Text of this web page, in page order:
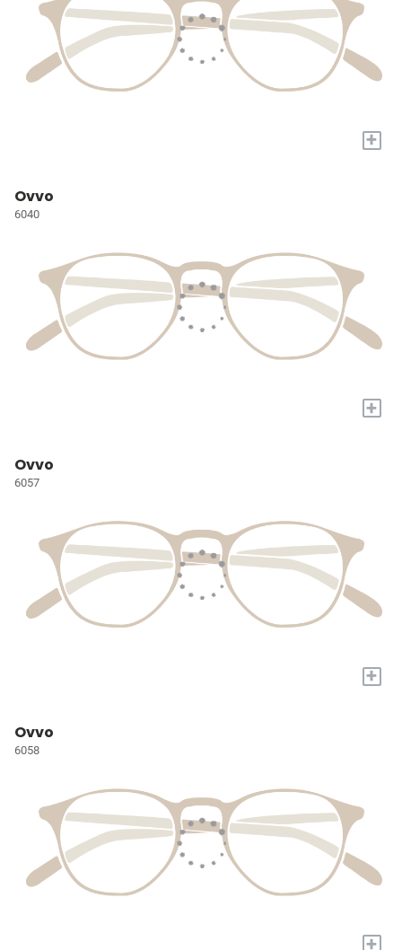
+
Ovvo
6040
+
Ovvo
6057
+
Ovvo
6058
+